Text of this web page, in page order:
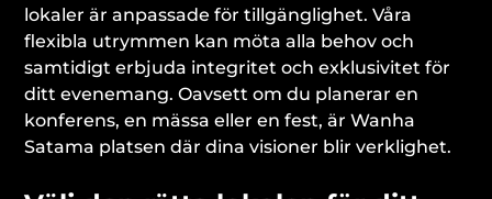
lokaler är anpassade för tillgänglighet. Våra
flexibla utrymmen kan möta alla behov och
samtidigt erbjuda integritet och exklusivitet för
ditt evenemang. Oavsett om du planerar en
konferens, en mässa eller en fest, är Wanha
Satama platsen där dina visioner blir verklighet.